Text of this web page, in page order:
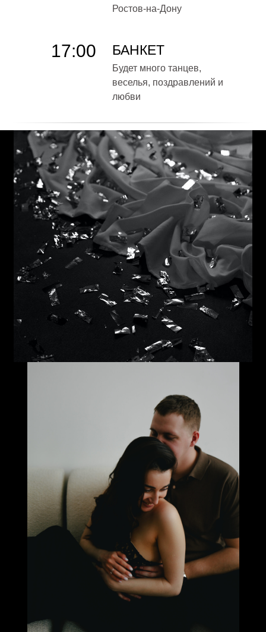
Ростов-на-Дону
БАНКЕТ
ФИНАЛ
Будет много танцев,
веселья, поздравлений и
любви
К сожалению даже
такой волшебный
вечер может
закончиться
17:00
00:00